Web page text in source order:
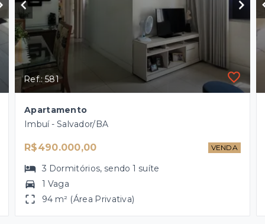
Ref.: 581
Apartamento
Imbuí - Salvador/BA
R$490.000,00 VENDA
3 Dormitórios, sendo1 suíte
1 Vaga
94 m² (Área Privativa)